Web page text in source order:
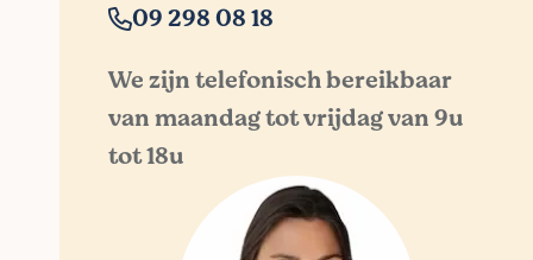
09 298 08 18
We zijn telefonisch bereikbaar
van maandag tot vrijdag van 9u
tot 18u